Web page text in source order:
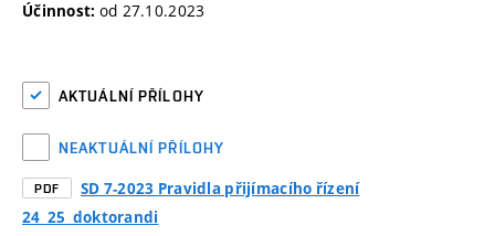
Účinnost: od 27.10.2023
AKTUÁLNÍ PŘÍLOHY
NEAKTUÁLNÍ PŘÍLOHY
PDF
SD 7-2023 Pravidla přijímacího řízení
24_25_doktorandi